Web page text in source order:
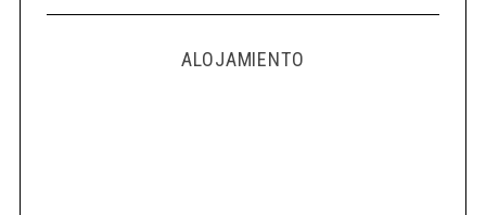
ALOJAMIENTO